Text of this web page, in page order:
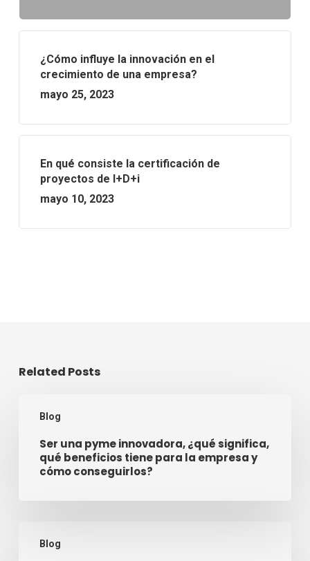
¿Cómo influye la innovación en el
crecimiento de una empresa?
mayo 25, 2023
En qué consiste la certificación de
proyectos de I+D+i
mayo 10, 2023
Related Posts
Blog
Ser una pyme innovadora, ¿qué significa,
qué beneficios tiene para la empresa y
cómo conseguirlos?
Blog